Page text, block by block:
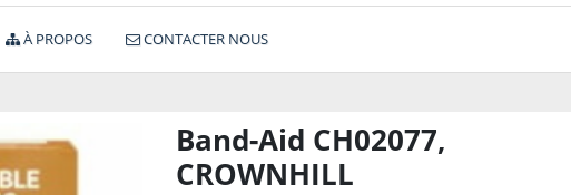
À PROPOS CONTACTER NOUS
Band-Aid CH02077,
CROWNHILL